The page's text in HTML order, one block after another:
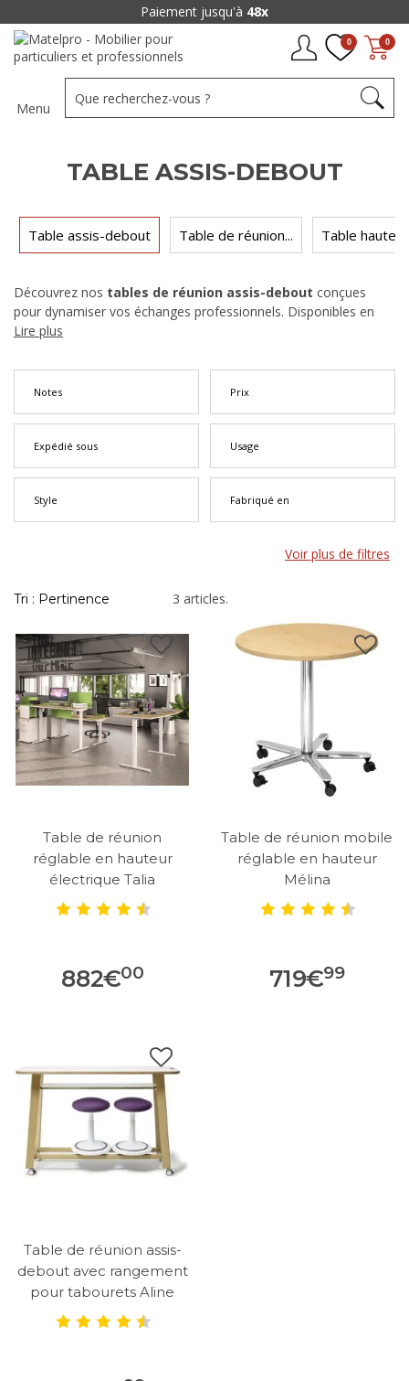
0
0
Menu
TABLE ASSIS-DEBOUT
Table assis-debout Table de réunion... Table haute
Découvrez nos tables de réunion assis-debout conçues
pour dynamiser vos échanges professionnels. Disponibles en
format rond, carré et rectangulaire, elles s'intègrent dans toutes
adoptée par un nombre croissant d'entreprises pour raccourcir
les réunions et stimuler la participation.
Lire plus
Notes Prix
Expédié sous Usage
Style Fabriqué en
Voir plus de filtres
Tri : Pertinence 3 articles.
Table de réunion
réglable en hauteur
électrique Talia
882€00
Table de réunion mobile
réglable en hauteur
Mélina
719€99
Table de réunion assis-
debout avec rangement
pour tabourets Aline
Paiement jusqu'à 48x